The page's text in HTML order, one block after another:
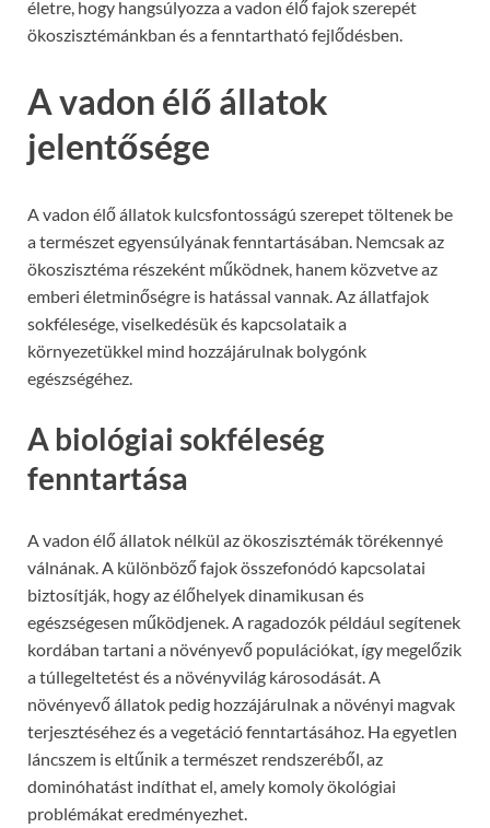
életre, hogy hangsúlyozza a vadon élő fajok szerepét
ökoszisztémánkban és a fenntartható fejlődésben.
A vadon élő állatok
jelentősége
A vadon élő állatok kulcsfontosságú szerepet töltenek be
a természet egyensúlyának fenntartásában. Nemcsak az
ökoszisztéma részeként működnek, hanem közvetve az
emberi életminőségre is hatással vannak. Az állatfajok
sokfélesége, viselkedésük és kapcsolataik a
környezetükkel mind hozzájárulnak bolygónk
egészségéhez.
A biológiai sokféleség
fenntartása
A vadon élő állatok nélkül az ökoszisztémák törékennyé
válnának. A különböző fajok összefonódó kapcsolatai
biztosítják, hogy az élőhelyek dinamikusan és
egészségesen működjenek. A ragadozók például segítenek
kordában tartani a növényevő populációkat, így megelőzik
a túllegeltetést és a növényvilág károsodását. A
növényevő állatok pedig hozzájárulnak a növényi magvak
terjesztéséhez és a vegetáció fenntartásához. Ha egyetlen
láncszem is eltűnik a természet rendszeréből, az
dominóhatást indíthat el, amely komoly ökológiai
problémákat eredményezhet.